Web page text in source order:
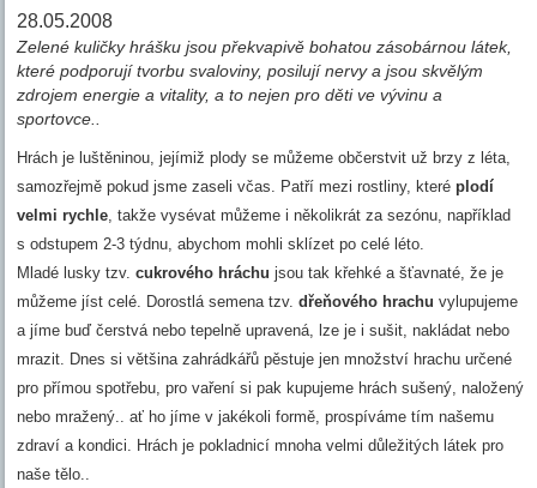
28.05.2008
Zelené kuličky hrášku jsou překvapivě bohatou zásobárnou látek,
které podporují tvorbu svaloviny, posilují nervy a jsou skvělým
zdrojem energie a vitality, a to nejen pro děti ve vývinu a
sportovce..
Hrách je luštěninou, jejímiž plody se můžeme občerstvit už brzy z léta,
samozřejmě pokud jsme zaseli včas. Patří mezi rostliny, kteréplodí
velmi rychle, takže vysévat můžeme i několikrát za sezónu, například
s odstupem 2-3 týdnu, abychom mohli sklízet po celé léto.
Mladé lusky tzv.cukrového hráchu jsou tak křehké a šťavnaté, že je
můžeme jíst celé. Dorostlá semena tzv.dřeňového hrachu vylupujeme
a jíme buď čerstvá nebo tepelně upravená, lze je i sušit, nakládat nebo
mrazit. Dnes si většina zahrádkářů pěstuje jen množství hrachu určené
pro přímou spotřebu, pro vaření si pak kupujeme hrách sušený, naložený
nebo mražený.. ať ho jíme v jakékoli formě, prospíváme tím našemu
zdraví a kondici. Hrách je pokladnicí mnoha velmi důležitých látek pro
naše tělo..